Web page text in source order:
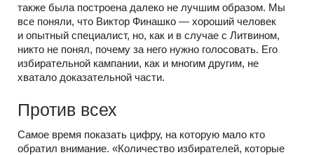
также была построена далеко не лучшим образом. Мы
все поняли, что Виктор Финашко — хороший человек
и опытный специалист, но, как и в случае с Литвином,
никто не понял, почему за него нужно голосовать. Его
избирательной кампании, как и многим другим, не
хватало доказательной части.
Против всех
Самое время показать цифру, на которую мало кто
обратил внимание. «Количество избирателей, которые